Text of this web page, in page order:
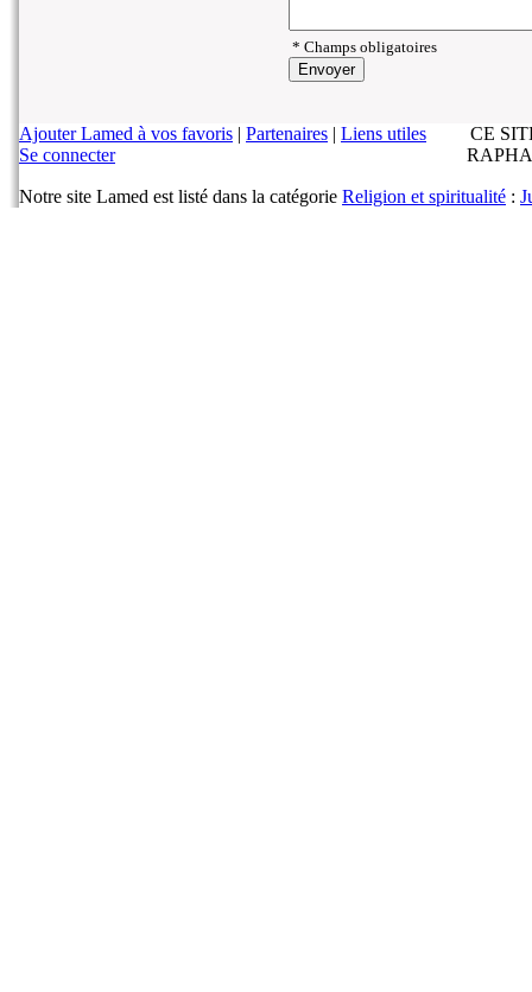
* Champs obligatoires
Ajouter Lamed à vos favoris | Partenaires | Liens utiles
Se connecter
CE
Notre site Lamed est listé dans la catégorie Religion et spiritualité :